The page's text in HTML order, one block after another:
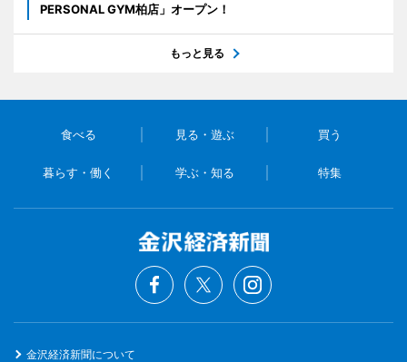
PERSONAL GYM柏店」オープン！
もっと見る
食べる 見る・遊ぶ 買う
暮らす・働く 学ぶ・知る 特集
金沢経済新聞について